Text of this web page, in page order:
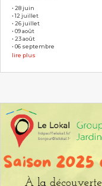
• 28 juin
• 12 juillet
• 26 juillet
• 09 août
• 23 août
• 06 septembre
lire plus